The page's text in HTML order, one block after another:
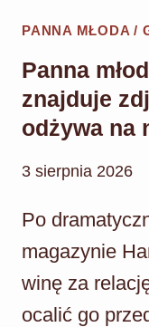
PANNA MŁODA /
Panna
znajduje
odżywa na
3 sierpnia 2026
Po
magazynie
winę za
ocalić go